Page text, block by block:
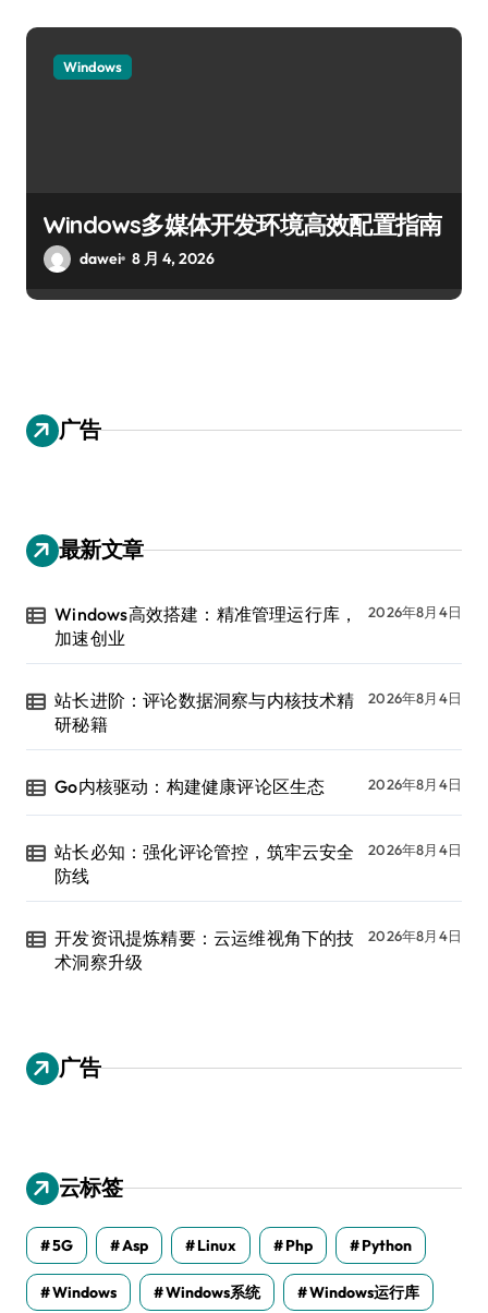
Windows
Windows多媒体开发环境高效配置指南
dawei 8 月 4, 2026
广告
最新文章
Windows高效搭建：精准管理运行库，
加速创业
2026年8月4日
站长进阶：评论数据洞察与内核技术精
研秘籍
2026年8月4日
Go内核驱动：构建健康评论区生态 2026年8月4日
站长必知：强化评论管控，筑牢云安全
防线
2026年8月4日
开发资讯提炼精要：云运维视角下的技
术洞察升级
2026年8月4日
广告
云标签
5G Asp Linux Php Python
Windows Windows系统 Windows运行库